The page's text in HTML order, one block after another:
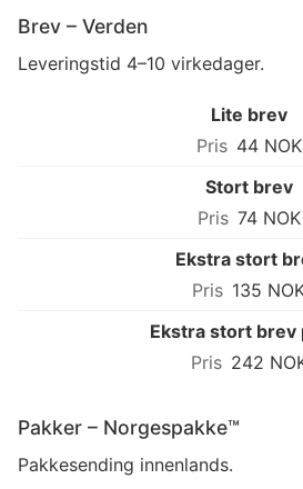
Brev – Verden
Leveringstid 4–10 virkedager.
Lite brev
44 NOK
Stort brev
74 NOK
Ekstra stort
135
Ekstra stort brev
242
Pakker – Norgespakke™
Pakkesending innenlands.